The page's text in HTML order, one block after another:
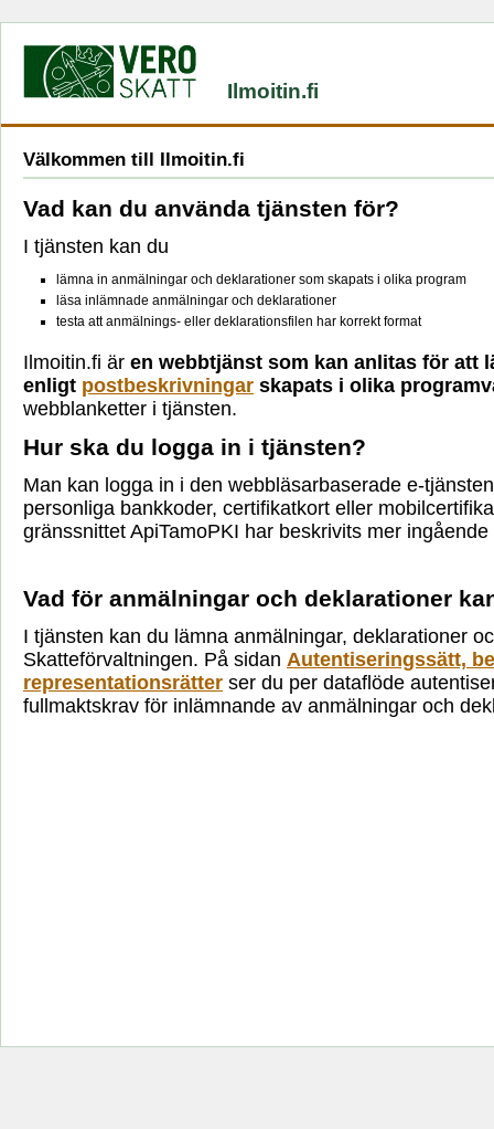
Ilmoitin.fi
Välkommen till Ilmoitin.fi
Vad kan du använda tjänsten för?
I tjänsten kan du
lämna in anmälningar och deklarationer som skapats i olika program
läsa inlämnade anmälningar och deklarationer
testa att anmälnings- eller deklarationsfilen har korrekt format
Ilmoitin.fi är en webbtjänst som kan anlitas för att
enligt postbeskrivningar skapats i olika
webblanketter i tjänsten.
Hur ska du logga in i tjänsten?
Man kan logga in i den webbläsarbaserade e-
personliga bankkoder, certifikatkort eller
gränssnittet ApiTamoPKI har beskrivits mer
Vad för anmälningar och deklarationer
I tjänsten kan du lämna anmälningar, deklarationer
Skatteförvaltningen. På sidan Autentiseringssätt,
representationsrätter ser du per dataflöde
fullmaktskrav för inlämnande av anmälningar och